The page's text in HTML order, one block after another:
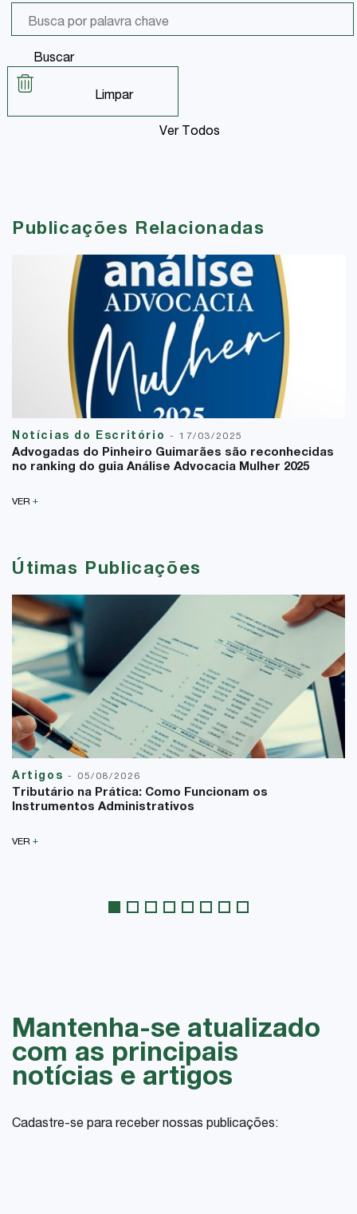
Buscar
Limpar
Ver Todos
Publicações Relacionadas
Notícias do Escritório - 17/03/2025
Advogadas do Pinheiro Guimarães são reconhecidas
no ranking do guia Análise Advocacia Mulher 2025
VER +
Útimas Publicações
Artigos - 05/08/2026
Tributário na Prática: Como Funcionam os
Instrumentos Administrativos
VER +
Mantenha-se atualizado
com as principais
notícias e artigos
Cadastre-se para receber nossas publicações: